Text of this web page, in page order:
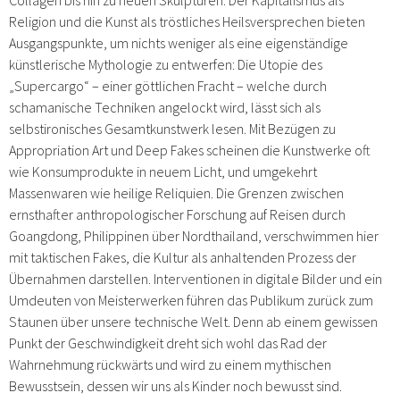
Religion und die Kunst als tröstliches Heilsversprechen bieten
Ausgangspunkte, um nichts weniger als eine eigenständige
künstlerische Mythologie zu entwerfen: Die Utopie des
„Supercargo“ – einer göttlichen Fracht – welche durch
schamanische Techniken angelockt wird, lässt sich als
selbstironisches Gesamtkunstwerk lesen. Mit Bezügen zu
Appropriation Art und Deep Fakes scheinen die Kunstwerke oft
wie Konsumprodukte in neuem Licht, und umgekehrt
Massenwaren wie heilige Reliquien. Die Grenzen zwischen
ernsthafter anthropologischer Forschung auf Reisen durch
Goangdong, Philippinen über Nordthailand, verschwimmen hier
mit taktischen Fakes, die Kultur als anhaltenden Prozess der
Übernahmen darstellen. Interventionen in digitale Bilder und ein
Umdeuten von Meisterwerken führen das Publikum zurück zum
Staunen über unsere technische Welt. Denn ab einem gewissen
Punkt der Geschwindigkeit dreht sich wohl das Rad der
Wahrnehmung rückwärts und wird zu einem mythischen
Bewusstsein, dessen wir uns als Kinder noch bewusst sind.